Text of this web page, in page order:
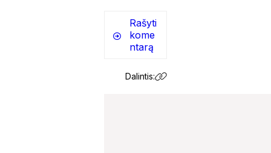
Rašyti
kome
ntarą
Dalintis: